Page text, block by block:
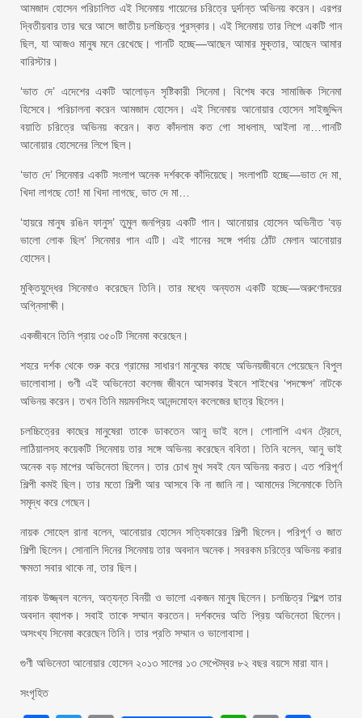
আমজাদ হোসেন পরিচালিত এই সিনেমায় গায়েনের চরিত্রে দুর্দান্ত অভিনয় করেন। এরপর
দ্বিতীয়বার তার ঘরে আসে জাতীয় চলচ্চিত্র পুরস্কার। এই সিনেমায় তার লিপে একটি গান
ছিল, যা আজও মানুষ মনে রেখেছে। গানটি হচ্ছে—আছেন আমার মুক্তার, আছেন আমার
বারিস্টার।
‘ভাত দে’ এদেশের একটি আলোড়ন সৃষ্টিকারী সিনেমা। বিশেষ করে সামাজিক সিনেমা
হিসেবে। পরিচালনা করেন আমজাদ হোসেন। এই সিনেমায় আনোয়ার হোসেন সাইজুদ্দিন
বয়াতি চরিত্রে অভিনয় করেন। কত কাঁদলাম কত গো সাধলাম, আইলা না…গানটি
আনোয়ার হোসেনের লিপে ছিল।
‘ভাত দে’ সিনেমার একটি সংলাপ অনেক দর্শককে কাঁদিয়েছে। সংলাপটি হচ্ছে—ভাত দে মা,
খিদা লাগছে তো! মা খিদা লাগছে, ভাত দে মা…
‘হায়রে মানুষ রঙিন ফানুস’ তুমুল জনপ্রিয় একটি গান। আনোয়ার হোসেন অভিনীত ‘বড়
ভালো লোক ছিল’ সিনেমার গান এটি। এই গানের সঙ্গে পর্দায় ঠোঁট মেলান আনোয়ার
হোসেন।
মুক্তিযুদ্ধের সিনেমাও করেছেন তিনি। তার মধ্যে অন্যতম একটি হচ্ছে—অরুণোদয়ের
অগ্নিসাক্ষী।
একজীবনে তিনি প্রায় ৩৫০টি সিনেমা করেছেন।
শহরে দর্শক থেকে শুরু করে গ্রামের সাধারণ মানুষের কাছে অভিনয়জীবনে পেয়েছেন বিপুল
ভালোবাসা। গুণী এই অভিনেতা কলেজ জীবনে আসকার ইবনে শাইখের ‘পদক্ষেপ’ নাটকে
অভিনয় করেন। তখন তিনি ময়মনসিংহ আনন্দমোহন কলেজের ছাত্র ছিলেন।
চলচ্চিত্রের কাছের মানুষেরা তাকে ডাকতেন আনু ভাই বলে। গোলাপি এখন ট্রেনে,
লাঠিয়ালসহ কয়েকটি সিনেমায় তার সঙ্গে অভিনয় করেছেন ববিতা। তিনি বলেন, আনু ভাই
অনেক বড় মাপের অভিনেতা ছিলেন। তার চোখ মুখ সবই যেন অভিনয় করত। এত পরিপূর্ণ
শিল্পী কমই ছিল। তার মতো শিল্পী আর আসবে কি না জানি না। আমাদের সিনেমাকে তিনি
সমৃদ্ধ করে গেছেন।
নায়ক সোহেল রানা বলেন, আনোয়ার হোসেন সত্যিকারের শিল্পী ছিলেন। পরিপূর্ণ ও জাত
শিল্পী ছিলেন। সোনালি দিনের সিনেমায় তার অবদান অনেক। সবরকম চরিত্রে অভিনয় করার
ক্ষমতা সবার থাকে না, তার ছিল।
নায়ক উজ্জ্বল বলেন, অত্যন্ত বিনয়ী ও ভালো একজন মানুষ ছিলেন। চলচ্চিত্র শিল্পে তার
অবদান ব্যাপক। সবাই তাকে সম্মান করতেন। দর্শকদের অতি প্রিয় অভিনেতা ছিলেন।
অসংখ্য সিনেমা করেছেন তিনি। তার প্রতি সম্মান ও ভালোবাসা।
গুণী অভিনেতা আনোয়ার হোসেন ২০১৩ সালের ১৩ সেপ্টেম্বর ৮২ বছর বয়সে মারা যান।
সংগৃহিত